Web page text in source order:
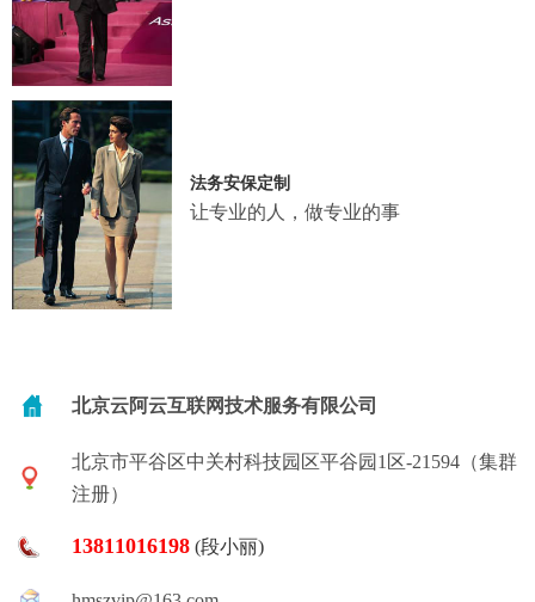
法务安保定制
让专业的人，做专业的事
北京云阿云互联网技术服务有限公司
北京市平谷区中关村科技园区平谷园1区-21594（集群
注册）
13811016198 (段小丽)